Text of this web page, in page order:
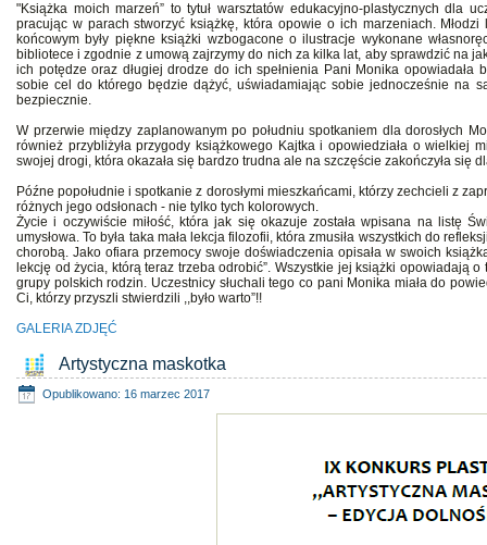
"Książka moich marzeń” to tytuł warsztatów edukacyjno-plastycznych dla
pracując w parach stworzyć książkę, która opowie o ich marzeniach.
końcowym były piękne książki wzbogacone o ilustracje wykonane
bibliotece i zgodnie z umową zajrzymy do nich za kilka lat, aby sprawdzić na
ich potędze oraz długiej drodze do ich spełnienia Pani Monika
sobie cel do którego będzie dążyć, uświadamiając sobie jednocześnie na
bezpiecznie.
W przerwie między zaplanowanym po południu spotkaniem dla dorosłych
również przybliżyła przygody książkowego Kajtka i opowiedziała o wielkiej
swojej drogi, która okazała się bardzo trudna ale na szczęście zakończyła się
Późne popołudnie i spotkanie z dorosłymi mieszkańcami, którzy zechcieli z
różnych jego odsłonach - nie tylko tych kolorowych.
Życie i oczywiście miłość, która jak się okazuje została wpisana na listę
umysłowa. To była taka mała lekcja filozofii, która zmusiła wszystkich do
chorobą. Jako ofiara przemocy swoje doświadczenia opisała w swoich
lekcję od życia, którą teraz trzeba odrobić”. Wszystkie jej książki opowiadają
grupy polskich rodzin. Uczestnicy słuchali tego co pani Monika miała do
Ci, którzy przyszli stwierdzili ,,było warto”!!
GALERIA ZDJĘĆ
Artystyczna maskotka
Opublikowano: 16 marzec 2017